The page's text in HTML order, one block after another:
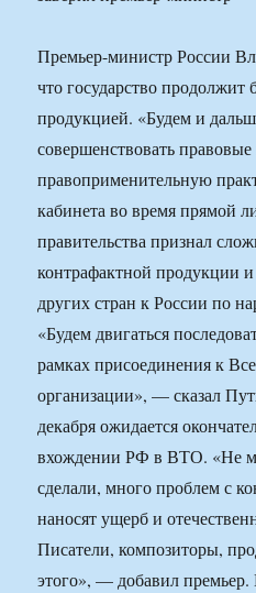
Премьер-министр России
что государство продолжит
продукцией. «Будем и
совершенствовать
правоприменительную
кабинета во время прямой
правительства признал
контрафактной продукции
других стран к России по
«Будем двигаться
рамках присоединения к
организации», — сказал
декабря ожидается
вхождении РФ в ВТО. «Не
сделали, много проблем с
наносят ущерб и
Писатели, композиторы,
этого», — добавил